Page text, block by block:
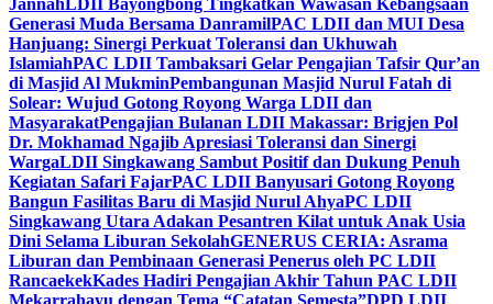
JannahLDII Bayongbong Tingkatkan Wawasan Kebangsaan
Generasi Muda Bersama DanramilPAC LDII dan MUI Desa
Hanjuang: Sinergi Perkuat Toleransi dan Ukhuwah
IslamiahPAC LDII Tambaksari Gelar Pengajian Tafsir Qur’an
di Masjid Al MukminPembangunan Masjid Nurul Fatah di
Solear: Wujud Gotong Royong Warga LDII dan
MasyarakatPengajian Bulanan LDII Makassar: Brigjen Pol
Dr. Mokhamad Ngajib Apresiasi Toleransi dan Sinergi
WargaLDII Singkawang Sambut Positif dan Dukung Penuh
Kegiatan Safari FajarPAC LDII Banyusari Gotong Royong
Bangun Fasilitas Baru di Masjid Nurul AhyaPC LDII
Singkawang Utara Adakan Pesantren Kilat untuk Anak Usia
Dini Selama Liburan SekolahGENERUS CERIA: Asrama
Liburan dan Pembinaan Generasi Penerus oleh PC LDII
RancaekekKades Hadiri Pengajian Akhir Tahun PAC LDII